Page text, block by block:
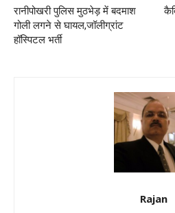
रानीपोखरी पुलिस मुठभेड़ में बदमाश
गोली लगने से घायल,जॉलीग्रांट
हॉस्पिटल भर्ती
Rajan